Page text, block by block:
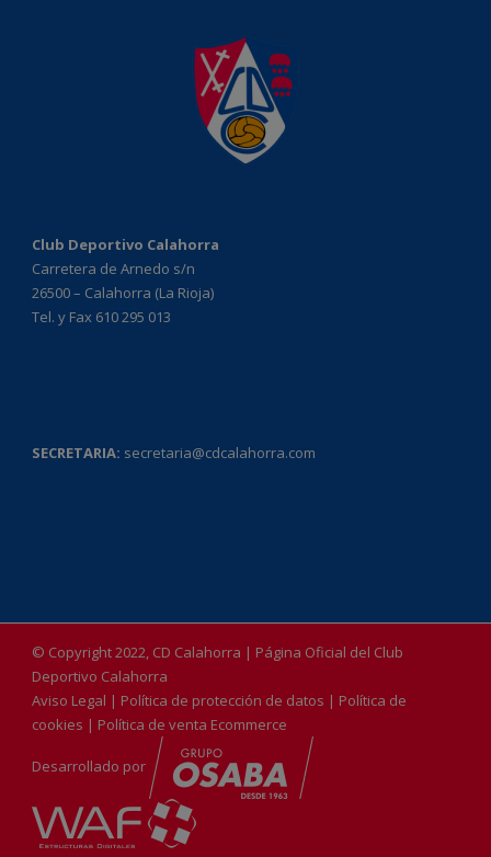
Club Deportivo Calahorra
Carretera de Arnedo s/n
26500 – Calahorra (La Rioja)
Tel. y Fax 610 295 013
SECRETARIA: secretaria@cdcalahorra.com
© Copyright 2022, CD Calahorra | Página Oficial del Club
Deportivo Calahorra
Aviso Legal | Política de protección de datos | Política de
cookies | Política de venta Ecommerce
Desarrollado por